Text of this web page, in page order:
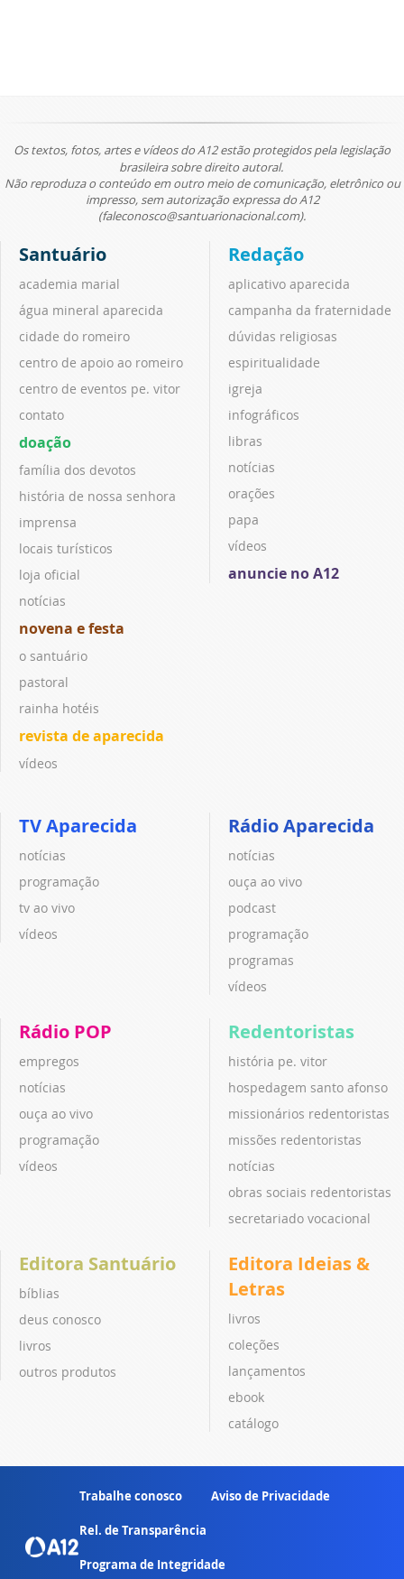
Os textos, fotos, artes e vídeos do A12 estão protegidos pela legislação
brasileira sobre direito autoral.
Não reproduza o conteúdo em outro meio de comunicação, eletrônico ou
impresso, sem autorização expressa do A12
(faleconosco@santuarionacional.com).
Santuário
academia marial
água mineral aparecida
cidade do romeiro
centro de apoio ao romeiro
centro de eventos pe. vitor
contato
doação
família dos devotos
história de nossa senhora
imprensa
locais turísticos
loja oficial
notícias
novena e festa
o santuário
pastoral
rainha hotéis
revista de aparecida
vídeos
Redação
aplicativo aparecida
campanha da fraternidade
dúvidas religiosas
espiritualidade
igreja
infográficos
libras
notícias
orações
papa
vídeos
anuncie no A12
TV Aparecida
notícias
programação
tv ao vivo
vídeos
Rádio Aparecida
notícias
ouça ao vivo
podcast
programação
programas
vídeos
Rádio POP
empregos
notícias
ouça ao vivo
programação
vídeos
Redentoristas
história pe. vitor
hospedagem santo afonso
missionários redentoristas
missões redentoristas
notícias
obras sociais redentoristas
secretariado vocacional
Editora Santuário
bíblias
deus conosco
livros
outros produtos
Editora Ideias &
Letras
livros
coleções
lançamentos
ebook
catálogo
Trabalhe conosco Aviso de Privacidade
Rel. de Transparência
Programa de Integridade